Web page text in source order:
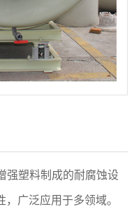
强塑料制成的耐腐蚀设
广泛应用于多领域。